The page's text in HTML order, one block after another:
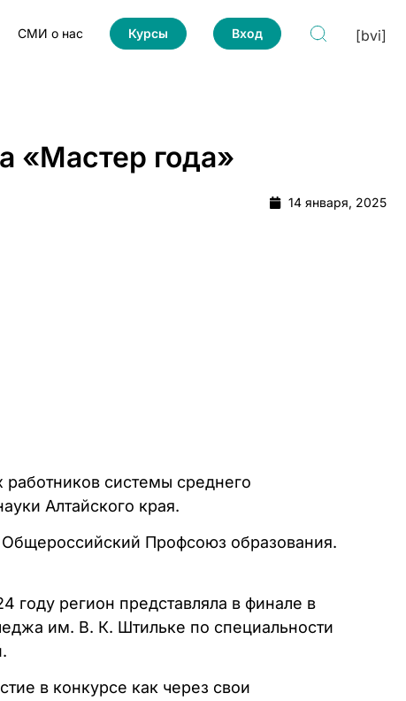
СМИ о нас Курсы Вход [bvi]
«Мастер года»
14 января, 2025
работников системы среднего
Алтайского края.
Профсоюз образования.
году регион представляла в финале в
им. В. К. Штильке по специальности
в конкурсе как через свои